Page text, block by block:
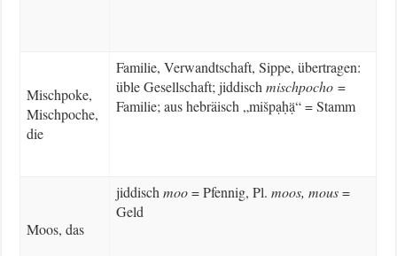
Mischpoke,
Mischpoche,
die
Familie, Verwandtschaft, Sippe, übertragen:
üble Gesellschaft; jiddischmischpocho =
Familie; aus hebräisch „mišpạḥạ̈“ = Stamm
Moos, das
jiddischmoo= Pfennig, Pl. moos, mous=
Geld